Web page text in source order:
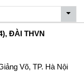
ĐÀI THVN
Võ, TP. Hà Nội